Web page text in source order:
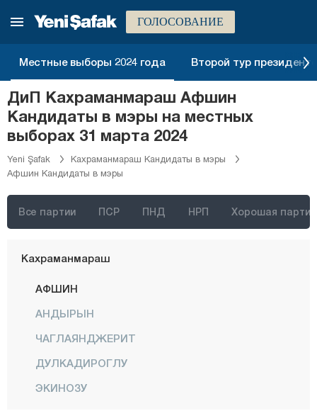
ГОЛОСОВАНИЕ
Местные выборы 2024 года Второй тур
ДиП Кахраманмараш Афшин
Кандидаты в мэры на местных
выборах 31 марта 2024
Yeni Şafak
Кахраманмараш Кандидаты в мэры
Афшин Кандидаты в мэры
Все партии ПСР ПНД НРП Хорошая партия
Эрзурум
Газиантеп
Гиресун
Гюмюшхане
Хаккяри
Хатай
Ыспарта
Кахраманмараш
АФШИН
АНДЫРЫН
ЧАГЛАЯНДЖЕРИТ
ДУЛКАДИРОГЛУ
ЭКИНОЗУ